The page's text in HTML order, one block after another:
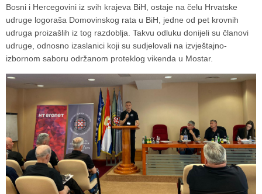
Bosni i Hercegovini iz svih krajeva BiH, ostaje na čelu Hrvatske
udruge logoraša Domovinskog rata u BiH, jedne od pet krovnih
udruga proizašlih iz tog razdoblja. Takvu odluku donijeli su članovi
udruge, odnosno izaslanici koji su sudjelovali na izvještajno-
izbornom saboru održanom proteklog vikenda u Mostar.